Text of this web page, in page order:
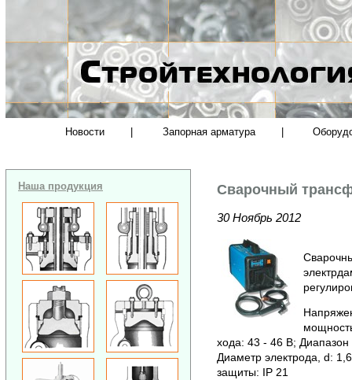
Новости Запорная арматура
Наша продукция Сварочный
30 Ноябрь 2012
хода: 43 - 46 В; Диапазон
Диаметр электрода, d:
защиты: IP 21